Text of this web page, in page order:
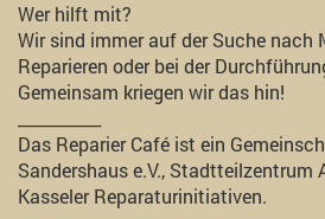
Wer hilft mit?
Wir sind immer auf der Suche nach
Reparieren oder bei der
Gemeinsam kriegen wir das hin!
Das Reparier Café ist ein
Sandershaus e.V., Stadtteilzentrum
Kasseler Reparaturinitiativen.